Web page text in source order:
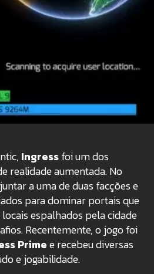
Ingressfoi um dos
realidade aumentada. No
a uma de duas facções e
para dominar portais que
espalhados pela cidade
Recentemente, o jogo foi
Primee recebeu diversas
e jogabilidade.